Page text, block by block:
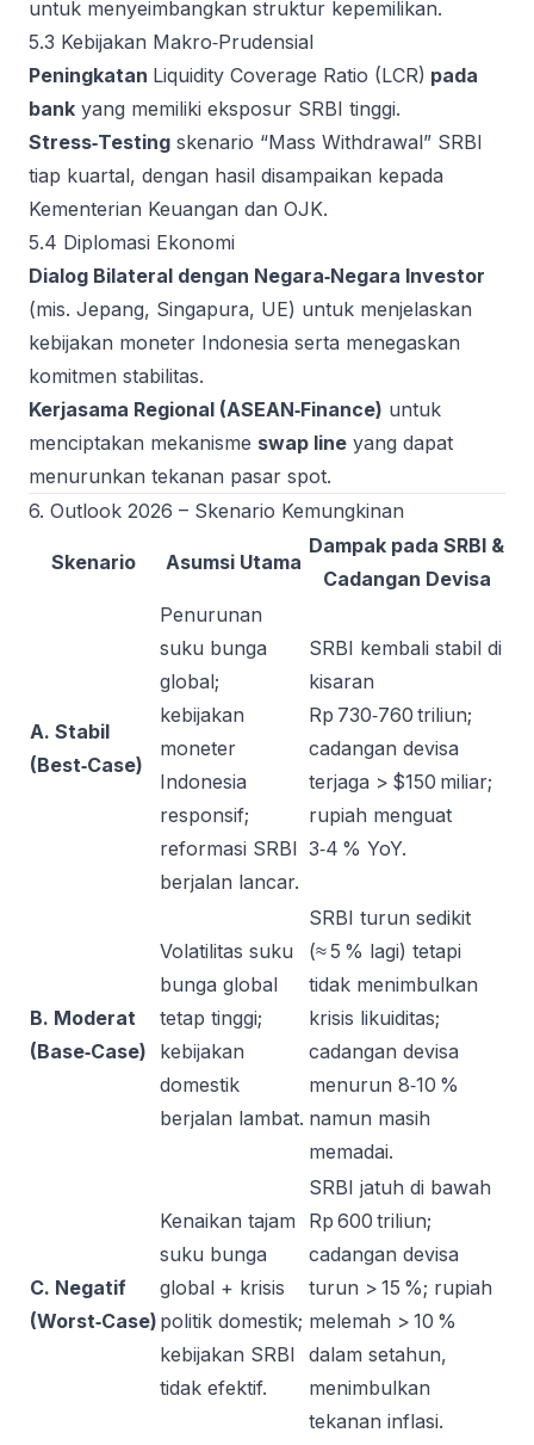
untuk menyeimbangkan struktur kepemilikan.
5.3 Kebijakan Makro‑Prudensial
Peningkatan Liquidity Coverage Ratio (LCR) pada
bank yang memiliki eksposur SRBI tinggi.
Stress‑Testing skenario “Mass Withdrawal” SRBI
tiap kuartal, dengan hasil disampaikan kepada
Kementerian Keuangan dan OJK.
5.4 Diplomasi Ekonomi
Dialog Bilateral dengan Negara‑Negara Investor
(mis. Jepang, Singapura, UE) untuk menjelaskan
kebijakan moneter Indonesia serta menegaskan
komitmen stabilitas.
Kerjasama Regional (ASEAN‑Finance) untuk
menciptakan mekanisme swap line yang dapat
menurunkan tekanan pasar spot.
6. Outlook 2026 – Skenario Kemungkinan
Skenario Asumsi Utama
Dampak pada SRBI &
Cadangan Devisa
A. Stabil
(Best‑Case)
Penurunan
suku bunga
global;
kebijakan
moneter
Indonesia
responsif;
reformasi SRBI
berjalan lancar.
SRBI kembali stabil di
kisaran
Rp 730‑760 triliun;
cadangan devisa
terjaga > $150 miliar;
rupiah menguat
3‑4 % YoY.
B. Moderat
(Base‑Case)
Volatilitas suku
bunga global
tetap tinggi;
kebijakan
domestik
berjalan lambat.
SRBI turun sedikit
(≈ 5 % lagi) tetapi
tidak menimbulkan
krisis likuiditas;
cadangan devisa
menurun 8‑10 %
namun masih
memadai.
C. Negatif
(Worst‑Case)
Kenaikan tajam
suku bunga
global + krisis
politik domestik;
kebijakan SRBI
tidak efektif.
SRBI jatuh di bawah
Rp 600 triliun;
cadangan devisa
turun > 15 %; rupiah
melemah > 10 %
dalam setahun,
menimbulkan
tekanan inflasi.